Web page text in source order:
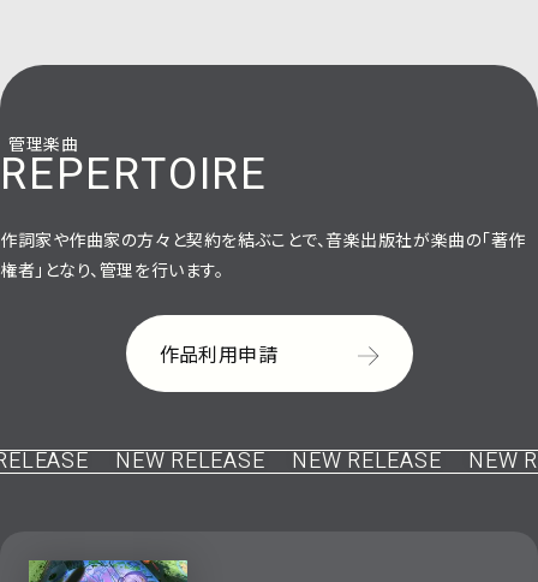
REPERTOIRE
管理楽曲
作詞家や作曲家の方々と契約を結ぶことで、音楽出版社が楽曲の「著作
権者」となり、管理を行います。
作品利用申請
NEW RELEASE NEW RELEASE NEW